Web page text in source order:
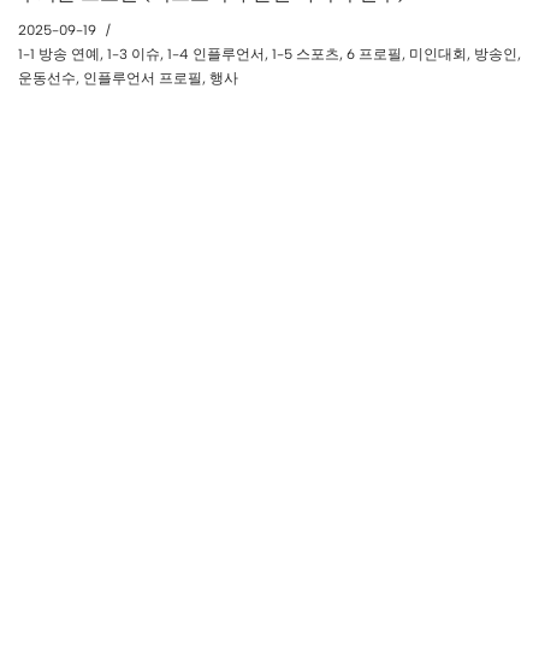
2025-09-19
1-1 방송 연예, 1-3 이슈, 1-4 인플루언서, 1-5 스포츠, 6 프로필, 미인대회, 방송인,
운동선수, 인플루언서 프로필, 행사